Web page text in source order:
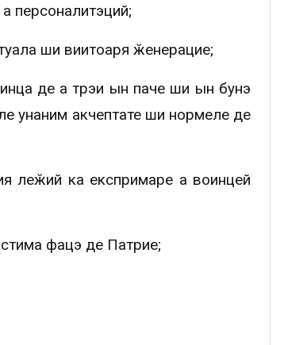
персоналитэций;
ши виитоаря ӂенерацие;
де а трэи ын паче ши ын бунэ
унаним акчептате ши нормеле де
леӂий ка експримаре а воинцей
фацэ де Патрие;